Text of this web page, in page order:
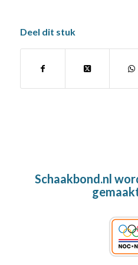
Deel dit stuk
Schaakbond.nl